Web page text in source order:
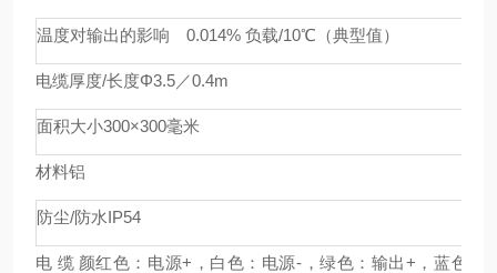
温度对输出的影响 0.014% 负载/10℃（典型值）
电缆厚度/长度Φ3.5／0.4m
面积大小300×300毫米
材料铝
防尘/防水IP54
电缆颜红色：电源+，白色：电源-，绿色：输出+，蓝色：